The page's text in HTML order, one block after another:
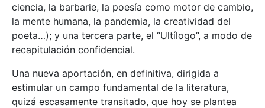
ciencia, la barbarie, la poesía como motor de cambio,
la mente humana, la pandemia, la creatividad del
poeta…); y una tercera parte, el “Ultílogo”, a modo de
recapitulación confidencial.
Una nueva aportación, en definitiva, dirigida a
estimular un campo fundamental de la literatura,
quizá escasamente transitado, que hoy se plantea